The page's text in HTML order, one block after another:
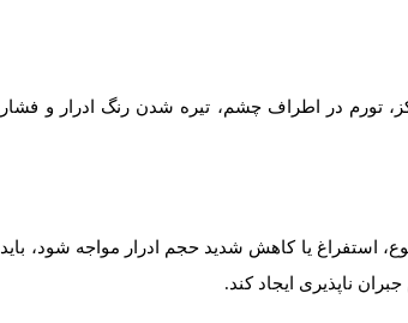
تورم در اطراف چشم، تیره شدن رنگ ادرار و فشار
استفراغ یا کاهش شدید حجم ادرار مواجه شود، باید
ناپذیری ایجاد کند.